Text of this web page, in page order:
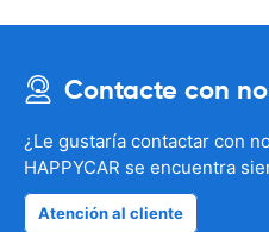
Contacte con
¿Le gustaría contactar con
HAPPYCAR se encuentra
Atención al cliente